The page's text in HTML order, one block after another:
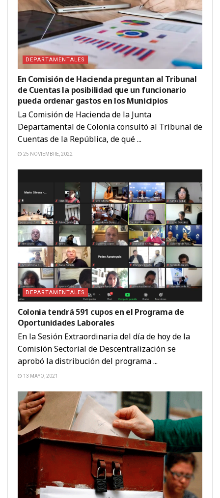
DEPARTAMENTALES
En Comisión de Hacienda preguntan al Tribunal
de Cuentas la posibilidad que un funcionario
pueda ordenar gastos en los Municipios
La Comisión de Hacienda de la Junta
Departamental de Colonia consultó al Tribunal de
Cuentas de la República, de qué ...
25 NOVIEMBRE, 2022
DEPARTAMENTALES
Colonia tendrá 591 cupos en el Programa de
Oportunidades Laborales
En la Sesión Extraordinaria del día de hoy de la
Comisión Sectorial de Descentralización se
aprobó la distribución del programa ...
13 MAYO, 2021